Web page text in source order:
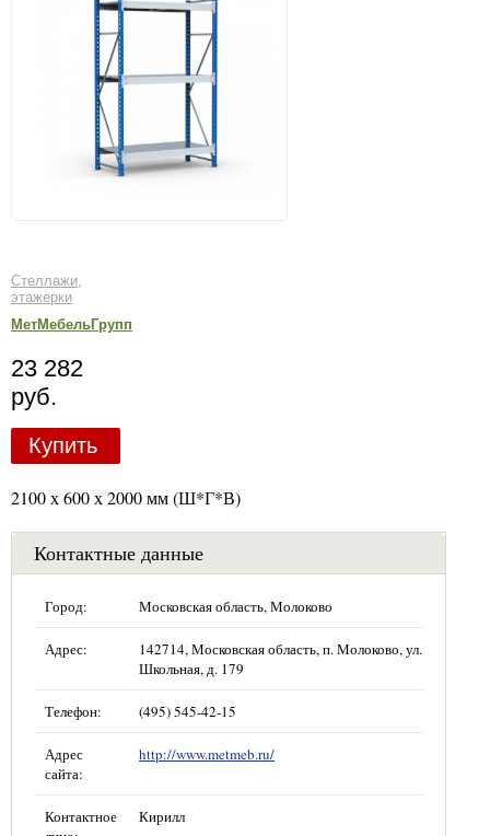
Стеллажи,
этажерки
МетМебельГрупп
23 282
руб.
Купить
2100 х 600 х 2000 мм (Ш*Г*В)
Контактные данные
Город: Московская область, Молоково
Адрес:
142714, Московская область, п. Молоково, ул.
Школьная, д. 179
Телефон: (495) 545-42-15
Адрес
сайта:
http://www.metmeb.ru/
Контактное
Кирилл